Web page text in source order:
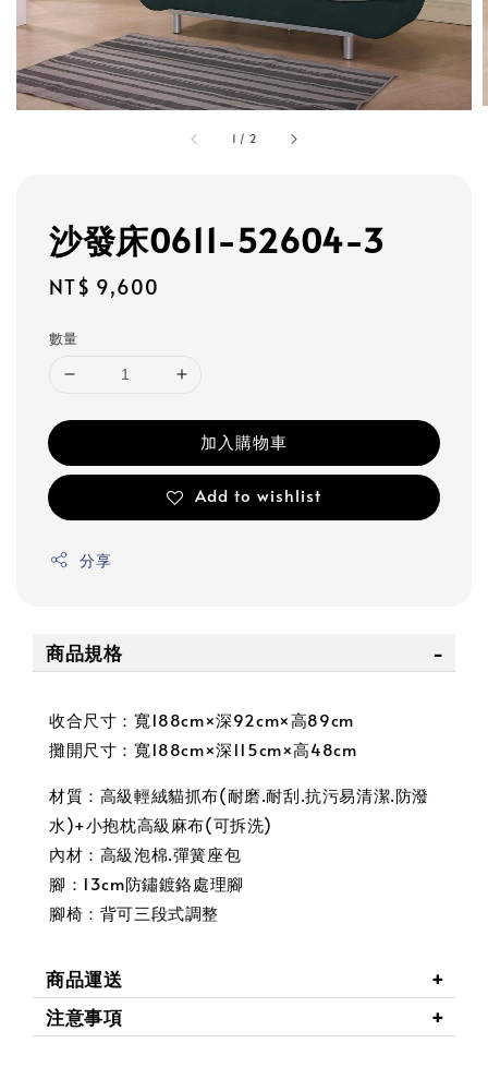
1 / 2
沙發床0611-52604-3
Regular
NT$ 9,600
數量
加入購物車
Add to wishlist
分享
商品規格
收合尺寸：寬188cm×深92cm×高89cm
攤開尺寸：寬188cm×深115cm×高48cm
材質：高級輕絨貓抓布(耐磨.耐刮.抗污易清潔.防潑
水)+小抱枕高級麻布(可拆洗)
內材：高級泡棉.彈簧座包
腳：13cm防鏽鍍鉻處理腳
腳椅：背可三段式調整
商品運送
注意事項